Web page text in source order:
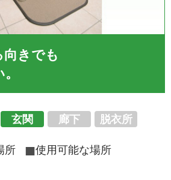
きでも
玄関 廊下 脱衣所
所 ■使用可能な場所